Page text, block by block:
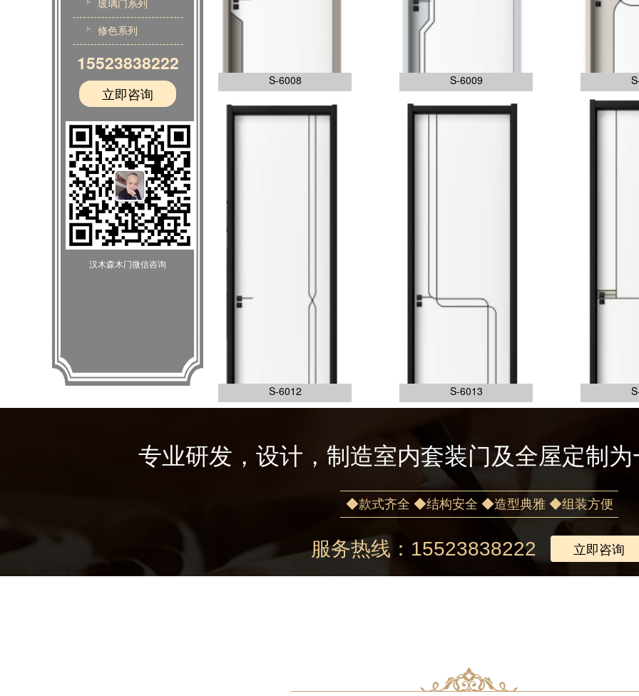
玻璃门系列
修色系列
15523838222
立即咨询
汉木森木门微信咨询
S-6008 S-6009
S-6012 S-6013
专业研发，设计，制造室内套装门及全屋定制
◆款式齐全 ◆结构安全 ◆造型典雅 ◆组装方便
服务热线：15523838222 立即咨询